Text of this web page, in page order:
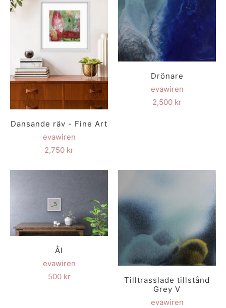
Dansande räv - Fine Art
evawiren
2,750 kr
Drönare
evawiren
2,500 kr
Ål
evawiren
500 kr
Tilltrasslade tillstånd
Grey V
evawiren